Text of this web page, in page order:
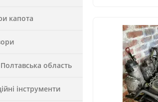
капота
область
інструменти